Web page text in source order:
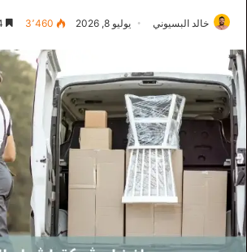
خالد البسيوني يوليو 8, 2026 3٬460